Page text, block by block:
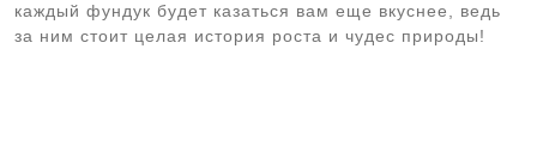
каждый фундук будет казаться вам еще вкуснее, ведь
за ним стоит целая история роста и чудес природы!